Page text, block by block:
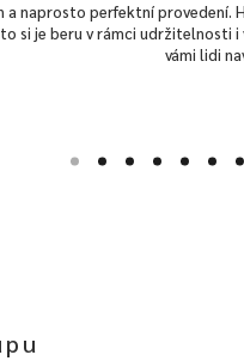
a naprosto perfektní provedení.
si je beru v rámci udržitelnosti i
vámi lidi